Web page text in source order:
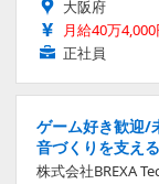
大阪府
月給40万
正社員
ゲーム好き歓迎/
音づくりを支え
株式会社BREXA